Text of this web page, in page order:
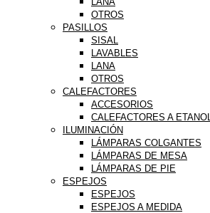
OTROS
PASILLOS
SISAL
LAVABLES
LANA
OTROS
CALEFACTORES
ACCESORIOS
CALEFACTORES A ETANOL
ILUMINACIÓN
LÁMPARAS COLGANTES
LÁMPARAS DE MESA
LÁMPARAS DE PIE
ESPEJOS
ESPEJOS
ESPEJOS A MEDIDA